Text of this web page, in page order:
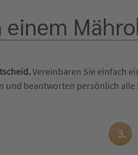
einem
Vereinbaren Sie einfach
beantworten persönlich
3.